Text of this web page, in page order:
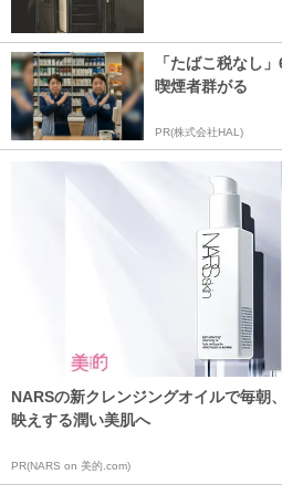
「たばこ税なし
喫煙者群がる
PR(株式会社HAL)
NARSの新クレンジングオイルで毎朝
映えする潤い美肌へ
PR(NARS on 美的.com)